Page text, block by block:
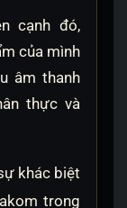
cạnh đó,
của mình
âm thanh
thực và
khác biệt
trong